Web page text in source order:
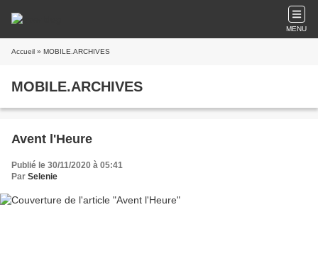
MENU
Accueil » MOBILE.ARCHIVES
MOBILE.ARCHIVES
Avent l'Heure
Publié le 30/11/2020 à 05:41
Par Selenie